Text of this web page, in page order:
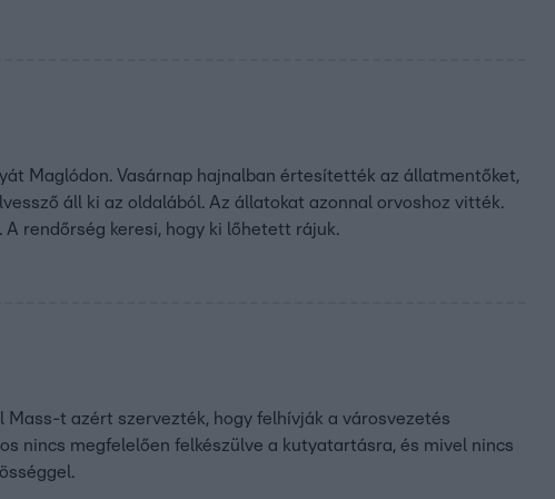
Maglódon. Vasárnap hajnalban értesítették az állatmentőket,
áll ki az oldalából. Az állatokat azonnal orvoshoz vitték.
rendőrség keresi, hogy ki lőhetett rájuk.
t azért szervezték, hogy felhívják a városvezetés
nincs megfelelően felkészülve a kutyatartásra, és mivel nincs